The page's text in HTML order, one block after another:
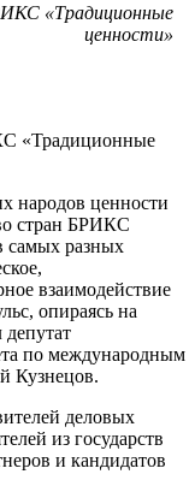
«Традиционные
ценности»
«Традиционные
народов ценности
стран БРИКС
самых разных
взаимодействие
опираясь на
по международным
Кузнецов.
деловых
из государств
и кандидатов